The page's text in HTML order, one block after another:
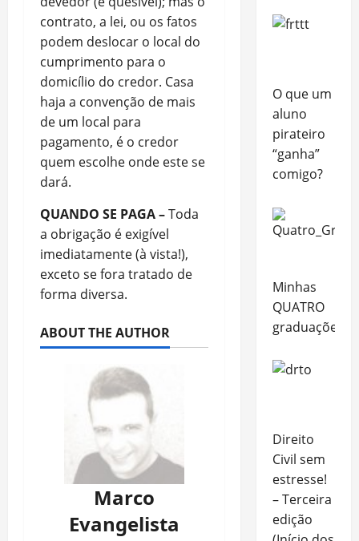
contrato, a lei, ou os fatos
podem deslocar o local do
cumprimento para o
domicílio do credor. Casa
haja a convenção de mais
de um local para
pagamento, é o credor
quem escolhe onde este se
dará.
QUANDO SE PAGA –Toda
a obrigação é exigível
imediatamente (à vista!),
exceto se fora tratado de
forma diversa.
ABOUT THE AUTHOR
Marco
Evangelista
O que um
aluno
pirateiro
“ganha”
comigo?
Minhas
QUATRO
graduações
Direito
Civil sem
estresse!
– Terceira
edição